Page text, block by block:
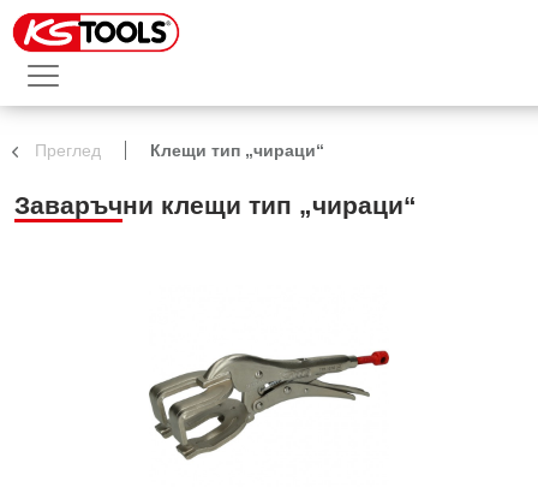
Преглед Клещи тип „чираци“
Заваръчни клещи тип „чираци“